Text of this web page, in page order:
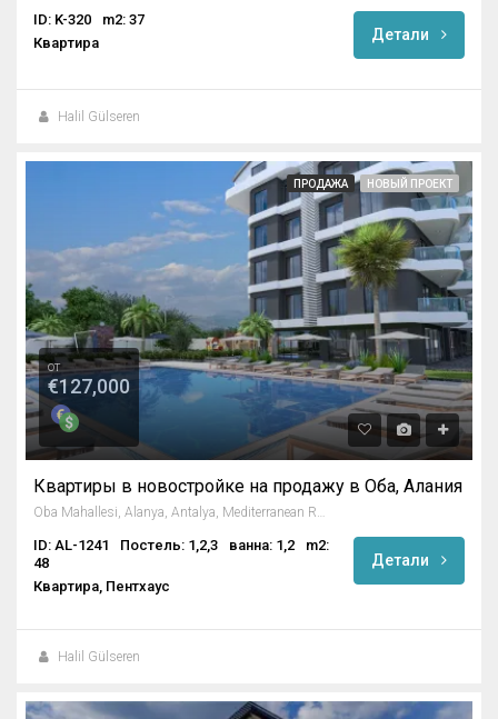
ID: K-320
m2: 37
Квартира
Детали
Halil Gülseren
ПРОДАЖА НОВЫЙ ПРОЕКТ
от
€127,000
Квартиры в новостройке на продажу в Оба, Алания
Oba Mahallesi, Alanya, Antalya, Mediterranean Region, Turkey
ID: AL-1241 Постель: 1,2,3 ванна: 1,2
m2:
48
Квартира, Пентхаус
Детали
Halil Gülseren